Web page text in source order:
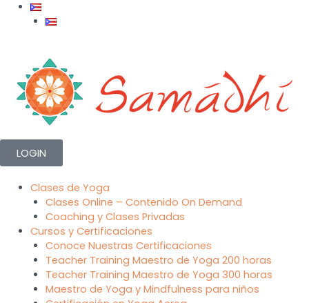
LOGIN
Clases de Yoga
Clases Online – Contenido On Demand
Coaching y Clases Privadas
Cursos y Certificaciones
Conoce Nuestras Certificaciones
Teacher Training Maestro de Yoga 200 horas
Teacher Training Maestro de Yoga 300 horas
Maestro de Yoga y Mindfulness para niños